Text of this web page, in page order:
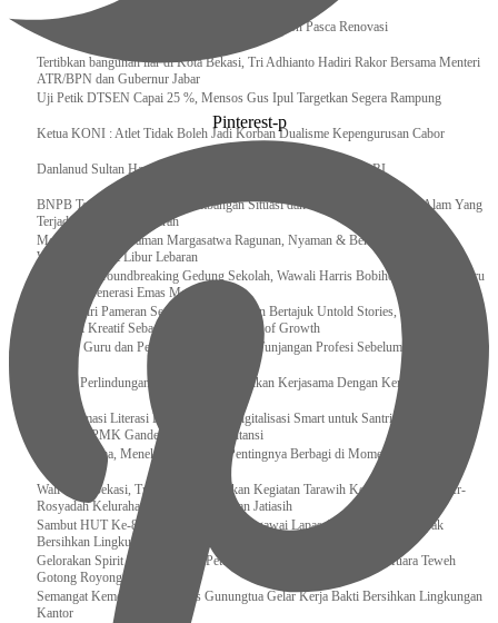
Presiden, Prabowo Subianto Resmikan 17 Stadion Pasca Renovasi
Tertibkan bangunan liar di Kota Bekasi, Tri Adhianto Hadiri Rakor Bersama Menteri
ATR/BPN dan Gubernur Jabar
Uji Petik DTSEN Capai 25 %, Mensos Gus Ipul Targetkan Segera Rampung
Ketua KONI : Atlet Tidak Boleh Jadi Korban Dualisme Kepengurusan Cabor
Danlanud Sultan Hasanuddin Ikuti Exit Meeting Bersama BPK RI
BNPB Terus Memantau Perkembangan Situasi dan Penanganan Bencana Alam Yang
Terjadi di Beberapa Daerah
Menpar Pastikan Taman Margasatwa Ragunan, Nyaman & Bersih di Kunjungi
Wisatawan Saat Libur Lebaran
Resmikan Groundbreaking Gedung Sekolah, Wawali Harris Bobihoe : Tonggak Baru
Ciptakan Generasi Emas Masa Depan
Menghadiri Pameran Seni Meiro Collection Bertajuk Untold Stories, Irene Umar :
Ekonomi Kreatif Sebagai The New Engine of Growth
120.067 Guru dan Pengawas PAI Terima Tunjangan Profesi Sebelum Lebaran
Perkuat Perlindungan KI Kemenkum Sahkan Kerjasama Dengan Kemenbud
Transformasi Literasi Keuangan dan Digitalisasi Smart untuk Santri Produktif
Kemenko PMK Gandeng Beberapa Intansi
Peduli Sesama, Menekraf Tekankan Pentingnya Berbagi di Momen Ramadan
Wali Kota Bekasi, Tri Adhianto Lakukan Kegiatan Tarawih Keliling di Masjid Ar-
Rosyadah Kelurahan Jatirasa Kecamatan Jatiasih
Sambut HUT Ke-81 Kemerdekaan RI, Pegawai Lapas Gunungsitoli Kompak
Bersihkan Lingkungan Kantor
Gelorakan Spirit Kemerdekaan, Petugas dan Warga Binaan Lapas Muara Teweh
Gotong Royong Kurve Masjid
Semangat Kemerdekaan, Lapas Gunungtua Gelar Kerja Bakti Bersihkan Lingkungan
Kantor
Pinterest-p